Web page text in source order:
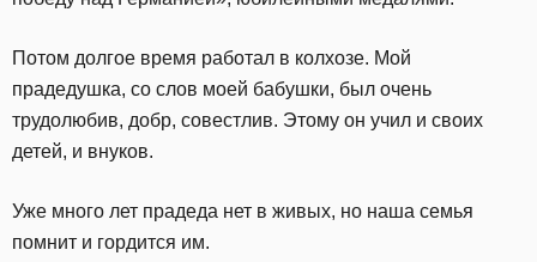
Потом долгое время работал в колхозе. Мой
прадедушка, со слов моей бабушки, был очень
трудолюбив, добр, совестлив. Этому он учил и своих
детей, и внуков.
Уже много лет прадеда нет в живых, но наша семья
помнит и гордится им.